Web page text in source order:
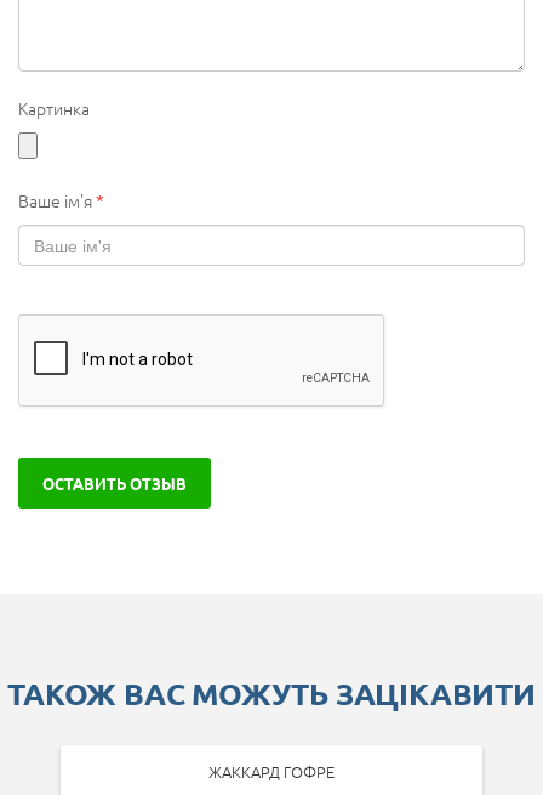
Картинка
Ваше ім'я*
ОСТАВИТЬ ОТЗЫВ
ТАКОЖ ВАС МОЖУТЬ ЗАЦІКАВИТИ
ЖАККАРД ГОФРЕ